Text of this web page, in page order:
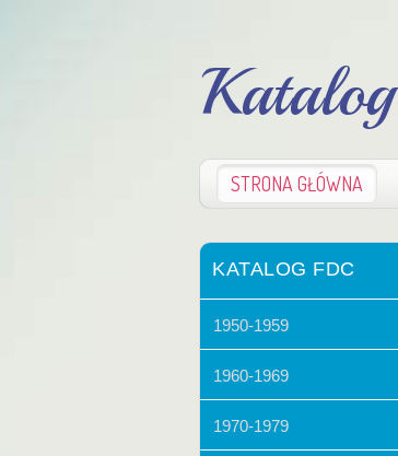
STRONA GŁÓWNA
KATALOG FDC
1950-1959
1960-1969
1970-1979